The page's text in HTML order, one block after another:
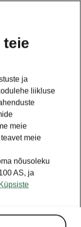
teie
ja
liikluse
meie
meie
nõusoleku
AS, ja